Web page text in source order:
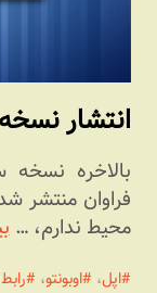
انتشار
بالاخره نسخه
فراوان منتشر
محیط ندارم، …
اپل، اوبونتو،